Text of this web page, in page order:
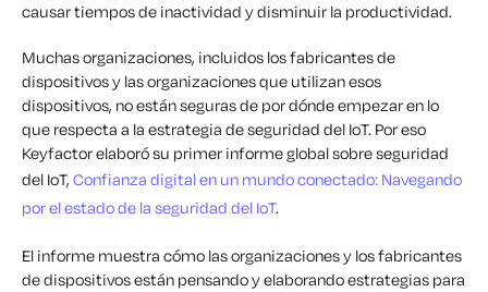
causar tiempos de inactividad y disminuir la productividad.
Muchas organizaciones, incluidos los fabricantes de
dispositivos y las organizaciones que utilizan esos
dispositivos, no están seguras de por dónde empezar en lo
que respecta a la estrategia de seguridad del IoT. Por eso
Keyfactor elaboró su primer informe global sobre seguridad
del IoT, Confianza digital en un mundo conectado: Navegando
por el estado de la seguridad del IoT.
El informe muestra cómo las organizaciones y los fabricantes
de dispositivos están pensando y elaborando estrategias para